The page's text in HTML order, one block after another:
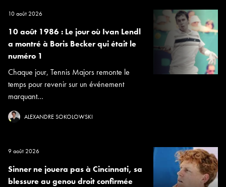
10 août 2026
10 août 1986 : Le jour où Ivan Lendl
a montré à Boris Becker qui était le
numéro 1
Chaque jour, Tennis Majors remonte le
temps pour revenir sur un événement
marquant...
ALEXANDRE SOKOLOWSKI
9 août 2026
Sinner ne jouera pas à Cincinnati, sa
blessure au genou droit confirmée